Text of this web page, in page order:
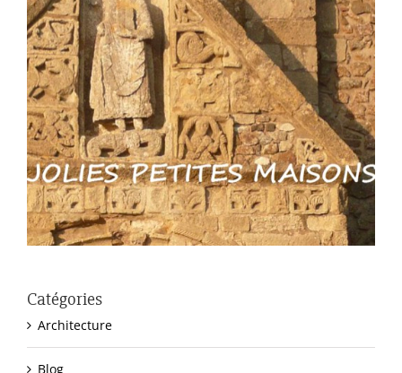
Catégories
Architecture
Blog